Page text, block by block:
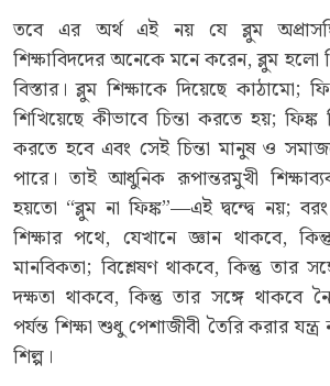
তবে এর অর্থ এই নয় যে ব্লুম
শিক্ষাবিদদের অনেকে মনে করেন, ব্লুম হলো
বিস্তার। ব্লুম শিক্ষাকে দিয়েছে কাঠামো;
শিখিয়েছে কীভাবে চিন্তা করতে হয়; ফিঙ্ক
করতে হবে এবং সেই চিন্তা মানুষ ও
পারে। তাই আধুনিক রূপান্তরমুখী
হয়তো “ব্লুম না ফিঙ্ক”—এই দ্বন্দ্বে নয়;
শিক্ষার পথে, যেখানে জ্ঞান থাকবে,
মানবিকতা; বিশ্লেষণ থাকবে, কিন্তু তার
দক্ষতা থাকবে, কিন্তু তার সঙ্গে থাকবে
পর্যন্ত শিক্ষা শুধু পেশাজীবী তৈরি করার
শিল্প।